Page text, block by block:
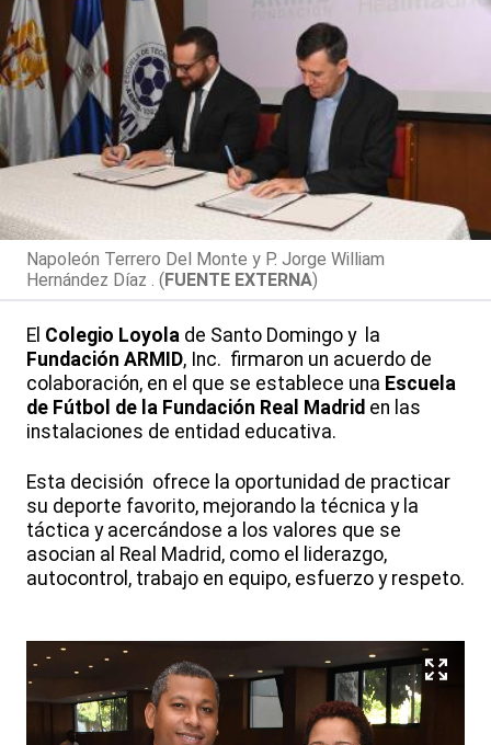
Napoleón Terrero Del Monte y P. Jorge William
Hernández Díaz . (FUENTE EXTERNA)
El Colegio Loyola de Santo Domingo y la
Fundación ARMID, Inc. firmaron un acuerdo de
colaboración, en el que se establece una Escuela
de Fútbol de la Fundación Real Madrid en las
instalaciones de entidad educativa.
Esta decisión ofrece la oportunidad de practicar
su deporte favorito, mejorando la técnica y la
táctica y acercándose a los valores que se
asocian al Real Madrid, como el liderazgo,
autocontrol, trabajo en equipo, esfuerzo y respeto.